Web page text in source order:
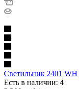
Светильник 2401
Есть в наличии: 4